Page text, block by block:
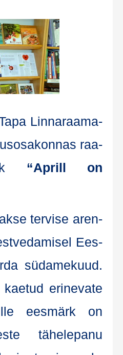
Lin­na­raa­ma­
raa­
“Aprill on
ter­vi­se aren­
Ees­
süda­me­kuud.
eri­ne­va­te
ees­märk on
tähe­le­pa­nu